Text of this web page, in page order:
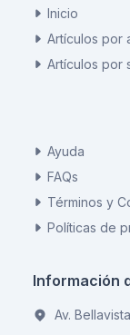
Inicio
Artículos por
Artículos por
Ayuda
FAQs
Términos y
Políticas de
Información
Av.